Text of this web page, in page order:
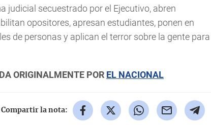
judicial secuestrado por el Ejecutivo, abren
opositores, apresan estudiantes, ponen en
de personas y aplican el terror sobre la gente para
ORIGINALMENTE POR EL NACIONAL
Compartir la nota: